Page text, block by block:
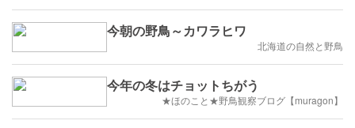
今朝の野鳥～カワラヒワ
北海道の自然と野鳥
今年の冬はチョットちがう
★ほのこと★野鳥観察ブログ【muragon】